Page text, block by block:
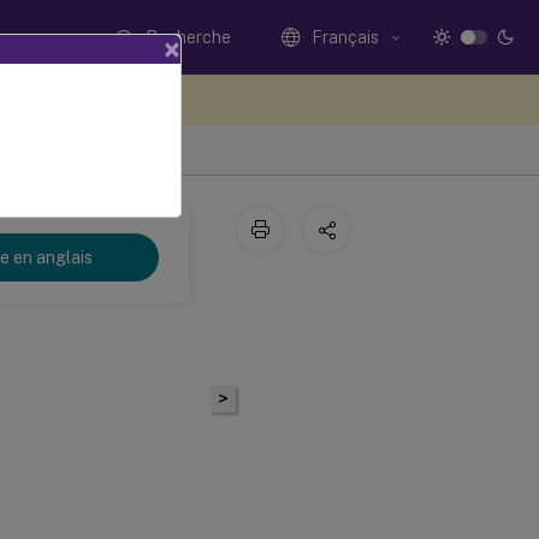
Recherche Français
en anglais
>
×